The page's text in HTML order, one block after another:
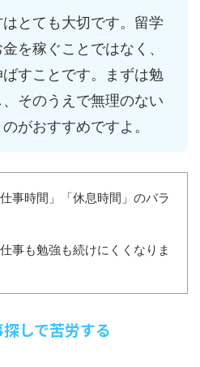
とても大切です。留学
を稼ぐことではなく、
すことです。まずは勉
そのうえで無理のない
がおすすめですよ。
事時間」「休息時間」のバラ
事も勉強も続けにくくなりま
しで苦労する